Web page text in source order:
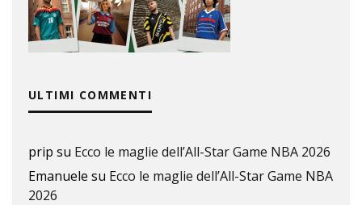
ULTIMI COMMENTI
prip su Ecco le maglie dell’All-Star Game NBA 2026
Emanuele su Ecco le maglie dell’All-Star Game NBA
2026